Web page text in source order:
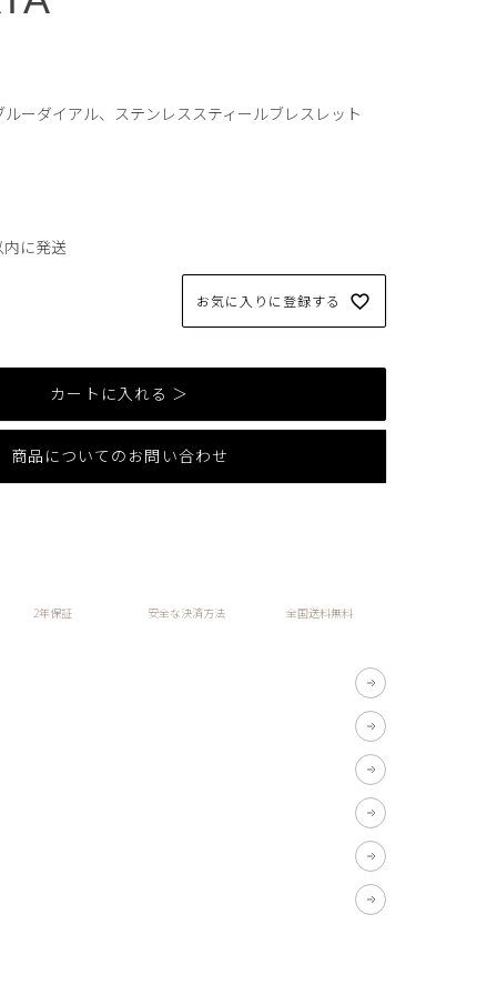
ーダイアル、ステンレススティールブレスレット
に発送
お気に入りに登録する
カートに入れる ＞
商品についてのお問い合わせ
2年保証 安全な決済方法 全国送料無料